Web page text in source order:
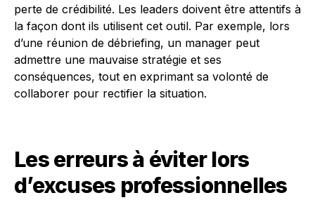
perte de crédibilité. Les leaders doivent être attentifs à
la façon dont ils utilisent cet outil. Par exemple, lors
d’une réunion de débriefing, un manager peut
admettre une mauvaise stratégie et ses
conséquences, tout en exprimant sa volonté de
collaborer pour rectifier la situation.
Les erreurs à éviter lors
d’excuses professionnelles